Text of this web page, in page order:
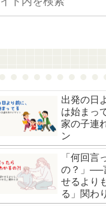
出発の日
は始まっ
家の子連
ン
「何回言
の？」──
せるより
る」関わ